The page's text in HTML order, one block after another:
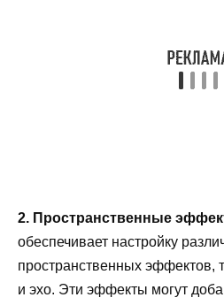
2. Пространственные
обеспечивает настройку
пространственных эффектов,
и эхо. Эти эффекты могут